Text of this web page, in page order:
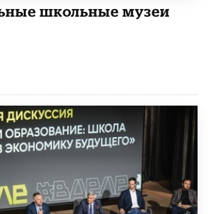
школьные музеи